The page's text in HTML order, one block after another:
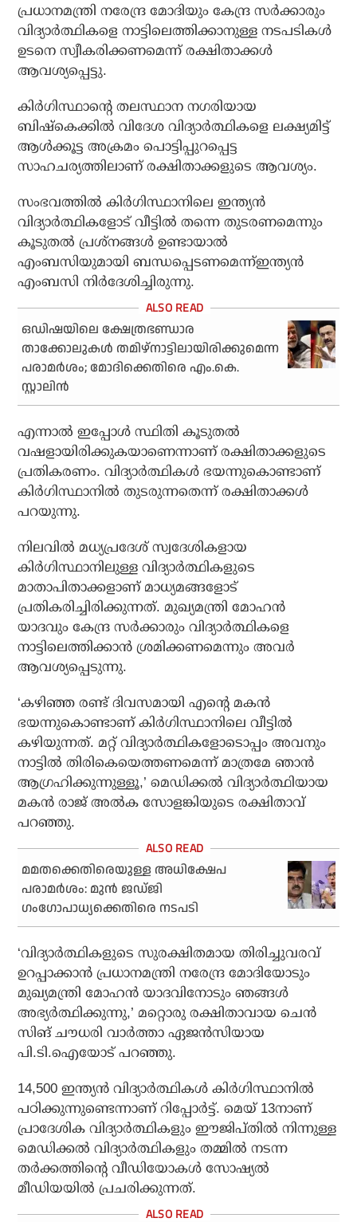
പ്രധാനമന്ത്രി നരേന്ദ്ര മോദിയും കേന്ദ്ര സര്‍ക്കാരും
വിദ്യാര്‍ത്ഥികളെ നാട്ടിലെത്തിക്കാനുള്ള നടപടികള്‍
ഉടനെ സ്വീകരിക്കണമെന്ന് രക്ഷിതാക്കള്‍
ആവശ്യപ്പെട്ടു.
കിര്‍ഗിസ്ഥാന്റെ തലസ്ഥാന നഗരിയായ
ബിഷ്‌കെക്കില്‍ വിദേശ വിദ്യാര്‍ത്ഥികളെ ലക്ഷ്യമിട്ട്
ആള്‍ക്കൂട്ട അക്രമം പൊട്ടിപ്പുറപ്പെട്ട
സാഹചര്യത്തിലാണ് രക്ഷിതാക്കളുടെ ആവശ്യം.
സംഭവത്തില്‍ കിര്‍ഗിസ്ഥാനിലെ ഇന്ത്യന്‍
വിദ്യാര്‍ത്ഥികളോട് വീട്ടില്‍ തന്നെ തുടരണമെന്നും
കൂടുതല്‍ പ്രശ്‌നങ്ങള്‍ ഉണ്ടായാല്‍
എംബസിയുമായി ബന്ധപ്പെടണമെന്ന്ഇന്ത്യന്‍
എംബസി നിര്‍ദേശിച്ചിരുന്നു.
ഒഡിഷയിലെ ക്ഷേത്രഭണ്ഡാര
താക്കോലുകള്‍ തമിഴ്‌നാട്ടിലായിരിക്കുമെന്ന
പരാമര്‍ശം; മോദിക്കെതിരെ എം.കെ.
സ്റ്റാലിന്‍
എന്നാല്‍ ഇപ്പോള്‍ സ്ഥിതി കൂടുതല്‍
വഷളായിരിക്കുകയാണെന്നാണ് രക്ഷിതാക്കളുടെ
പ്രതികരണം. വിദ്യാര്‍ത്ഥികള്‍ ഭയന്നുകൊണ്ടാണ്
കിര്‍ഗിസ്ഥാനില്‍ തുടരുന്നതെന്ന് രക്ഷിതാക്കള്‍
പറയുന്നു.
നിലവില്‍ മധ്യപ്രദേശ് സ്വദേശികളായ
കിര്‍ഗിസ്ഥാനിലുള്ള വിദ്യാര്‍ത്ഥികളുടെ
മാതാപിതാക്കളാണ് മാധ്യമങ്ങളോട്
പ്രതികരിച്ചിരിക്കുന്നത്. മുഖ്യമന്ത്രി മോഹന്‍
യാദവും കേന്ദ്ര സര്‍ക്കാരും വിദ്യാര്‍ത്ഥികളെ
നാട്ടിലെത്തിക്കാന്‍ ശ്രമിക്കണമെന്നും അവര്‍
ആവശ്യപ്പെടുന്നു.
‘കഴിഞ്ഞ രണ്ട് ദിവസമായി എന്റെ മകന്‍
ഭയന്നുകൊണ്ടാണ് കിര്‍ഗിസ്ഥാനിലെ വീട്ടില്‍
കഴിയുന്നത്. മറ്റ് വിദ്യാര്‍ത്ഥികളോടൊപ്പം അവനും
നാട്ടില്‍ തിരികെയെത്തണമെന്ന് മാത്രമേ ഞാന്‍
ആഗ്രഹിക്കുന്നുള്ളൂ,’ മെഡിക്കല്‍ വിദ്യാര്‍ത്ഥിയായ
മകന്‍ രാജ് അല്‍ക സോളങ്കിയുടെ രക്ഷിതാവ്
പറഞ്ഞു.
മമതക്കെതിരെയുള്ള അധിക്ഷേപ
പരാമര്‍ശം: മുന്‍ ജഡ്ജി
ഗംഗോപാധ്യക്കെതിരെ നടപടി
‘വിദ്യാര്‍ത്ഥികളുടെ സുരക്ഷിതമായ തിരിച്ചുവരവ്
ഉറപ്പാക്കാന്‍ പ്രധാനമന്ത്രി നരേന്ദ്ര മോദിയോടും
മുഖ്യമന്ത്രി മോഹന്‍ യാദവിനോടും ഞങ്ങള്‍
അഭ്യര്‍ത്ഥിക്കുന്നു,’ മറ്റൊരു രക്ഷിതാവായ ചെന്‍
സിങ് ചൗധരി വാര്‍ത്താ ഏജന്‍സിയായ
പി.ടി.ഐയോട് പറഞ്ഞു.
14,500 ഇന്ത്യന്‍ വിദ്യാര്‍ത്ഥികള്‍ കിര്‍ഗിസ്ഥാനില്‍
പഠിക്കുന്നുണ്ടെന്നാണ് റിപ്പോര്‍ട്ട്. മെയ് 13നാണ്
പ്രാദേശിക വിദ്യാര്‍ത്ഥികളും ഈജിപ്തില്‍ നിന്നുള്ള
മെഡിക്കല്‍ വിദ്യാര്‍ത്ഥികളും തമ്മില്‍ നടന്ന
തര്‍ക്കത്തിന്റെ വീഡിയോകള്‍ സോഷ്യല്‍
മീഡിയയില്‍ പ്രചരിക്കുന്നത്.